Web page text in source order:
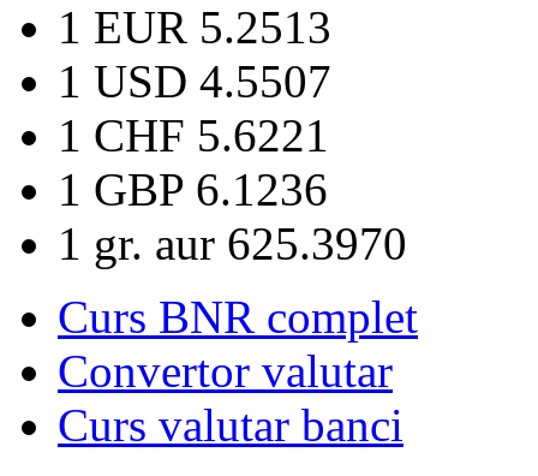
1 EUR 5.2513
1 USD 4.5507
1 CHF 5.6221
1 GBP 6.1236
1 gr. aur 625.3970
Curs BNR complet
Convertor valutar
Curs valutar banci